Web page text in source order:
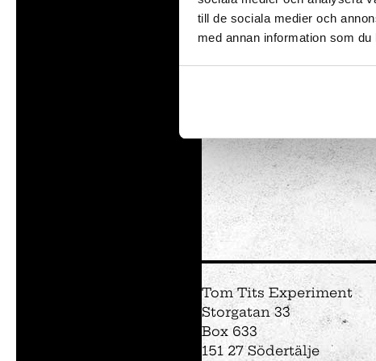
till de sociala medier och
med annan information som
Utställningar
Såpbubbelshow
Experiment
Experimentparken
Mattemagiskt
Optikul!
Intresseanmälan
man
man
bra
Tom Tits Experiment
Storgatan 33
Box 633
151 27 Södertälje